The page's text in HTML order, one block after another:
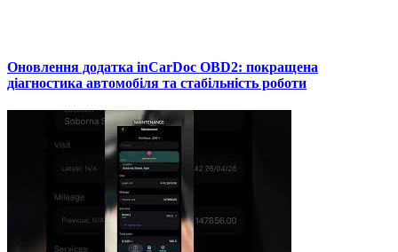
Оновлення додатка inCarDoc OBD2: покращена
діагностика автомобіля та стабільність роботи